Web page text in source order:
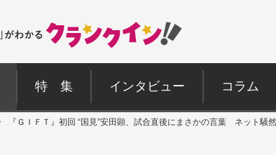
特 集 インタビュー コラム
『ＧＩＦＴ』初回 “国見”安田顕、試合直後にまさかの言葉 ネット騒